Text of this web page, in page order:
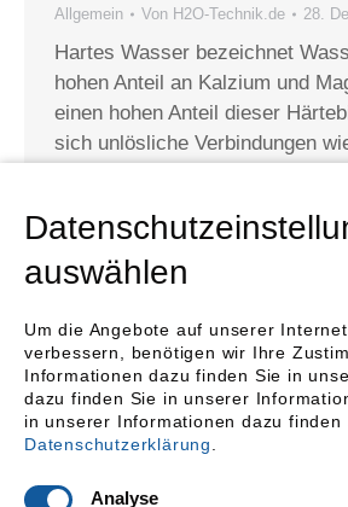
Allgemein Von H2O-Technik.de 28.
Hartes Wasser bezeichnet
hohen Anteil an Kalzium und
einen hohen Anteil dieser
sich unlösliche Verbindungen
stellt hartes Wasser keine
Wasser ist genauso trinkbar wie
auswählen
Um die Angebote auf unserer
verbessern, benötigen wir Ihre
Informationen dazu finden Sie in
dazu finden Sie in unserer
in unserer Informationen dazu finden
Datenschutzerklärung
Analyse